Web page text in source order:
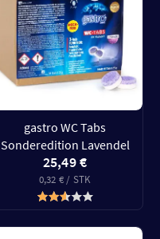
gastro WC Tabs
Sonderedition Lavendel
25,49 €
0,32 € / STK